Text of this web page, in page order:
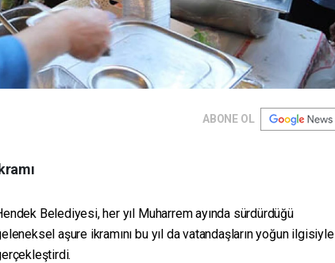
ABONE OL
Belediyesi, her yıl Muharrem ayında sürdürdüğü
aşure ikramını bu yıl da vatandaşların yoğun ilgisiyle